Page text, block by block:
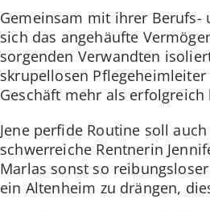
Gemeinsam mit ihrer Berufs-
sich das angehäufte
sorgenden Verwandten
skrupellosen
Geschäft mehr als erfolgreich
Jene perfide Routine soll
schwerreiche Rentnerin
Marlas sonst so
ein Altenheim zu drängen,